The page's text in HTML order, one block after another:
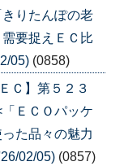
りたんぽの老
要捉えＥＣ比
05) (0858)
Ｃ】第５２３
ＥＣＯパッケ
た品々の魅力
02/05) (0857)